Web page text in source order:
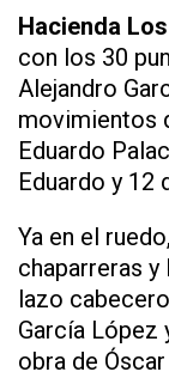
Hacienda
con los 30
Alejandro
movimientos
Eduardo
Eduardo y 12
Ya en el
chaparreras
lazo
García López
obra de